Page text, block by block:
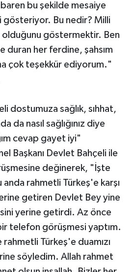
bu şekilde mesaiye
gösteriyor. Bu nedir? Milli
olduğunu göstermektir. Ben
duran her ferdine, şahsım
çok teşekkür ediyorum."
dostumuza sağlık, sıhhat,
da nasıl sağlığınız diye
cevap gayet iyi"
Başkanı Devlet Bahçeli ile
değinerek, "İşte
rahmetli Türkeş'e karşı
getiren Devlet Bey yine
yerine getirdi. Az önce
telefon görüşmesi yaptım.
rahmetli Türkeş'e duamızı
söyledim. Allah rahmet